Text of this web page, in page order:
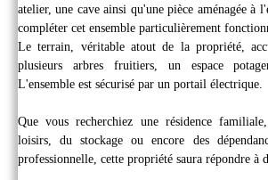
atelier, une cave ainsi qu'une pièce aménagée à
compléter cet ensemble particulièrement
Le terrain, véritable atout de la propriété,
plusieurs arbres fruitiers, un espace
L'ensemble est sécurisé par un portail électrique.
Que vous recherchiez une résidence
loisirs, du stockage ou encore des
professionnelle, cette propriété saura répondre à